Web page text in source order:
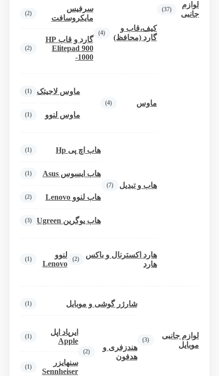
لوازم
جانبی
(37)
کیف،قاب و
گارد (محافظ)
(4)
سرفیس
مایکروسافت
(2)
گارد و قاب HP
Elitepad 900
-1000
(2)
ماوس (4)
ماوس لاجیتک (1)
ماوس لنوو (1)
هاب و تبدیل (7)
هاب اچ پی Hp (1)
هاب ایسوس Asus (1)
هاب لنوو Lenovo (2)
هاب یوگرین Ugreen (3)
هارد اکسترنال و باکس
هارد
(2)
لنوو
Lenovo
(1)
لوازم جانبی
موبایل
(3)
شارژر گوشی و موبایل (1)
هندزفری و
هدفون
(2)
ایرپاد اپل
Apple
(1)
سنهایزر
Sennheiser
(1)